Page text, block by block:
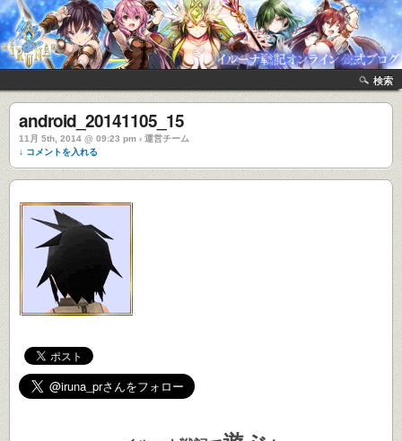
検索
android_20141105_15
11月 5th, 2014 @ 09:23 pm › 運営チーム
↓ コメントを入れる